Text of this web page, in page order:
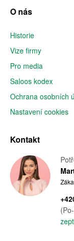
O nás
Historie
Vize firmy
Pro media
Saloos kodex
Ochrana osobních
Nastavení cookies
Kontakt